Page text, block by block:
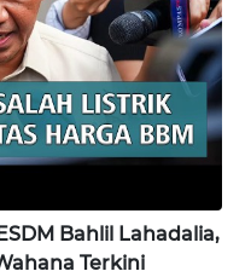
Bahlil Lahadalia,
Terkini